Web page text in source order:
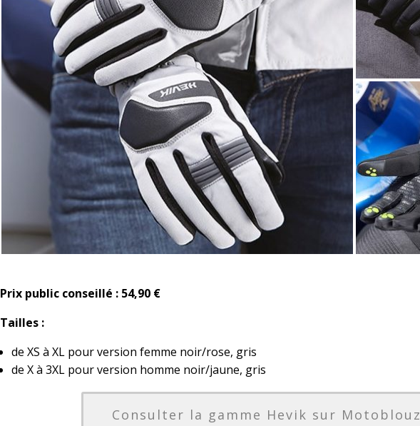
Prix public conseillé : 54,90 €
Tailles :
de XS à XL pour version femme noir/rose, gris
de X à 3XL pour version homme noir/jaune, gris
Consulter la gamme Hevik sur Motoblouz